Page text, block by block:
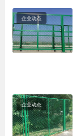
企业动态
企业动态